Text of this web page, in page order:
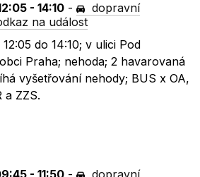
- 14:10 -
dopravní
na událost
12:05 do 14:10; v ulici Pod
Praha; nehoda; 2 havarovaná
vyšetřování nehody; BUS x OA,
a ZZS.
- 11:50 -
dopravní